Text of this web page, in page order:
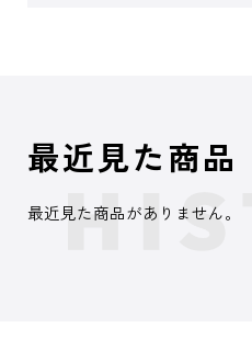
最近見た商品
最近見た商品がありません。